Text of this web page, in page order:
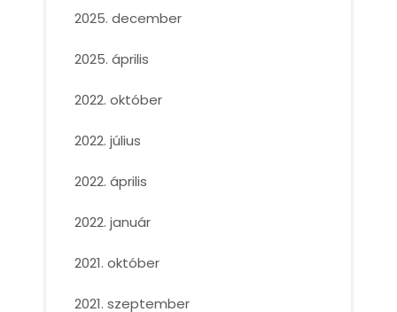
2025. december
2025. április
2022. október
2022. július
2022. április
2022. január
2021. október
2021. szeptember